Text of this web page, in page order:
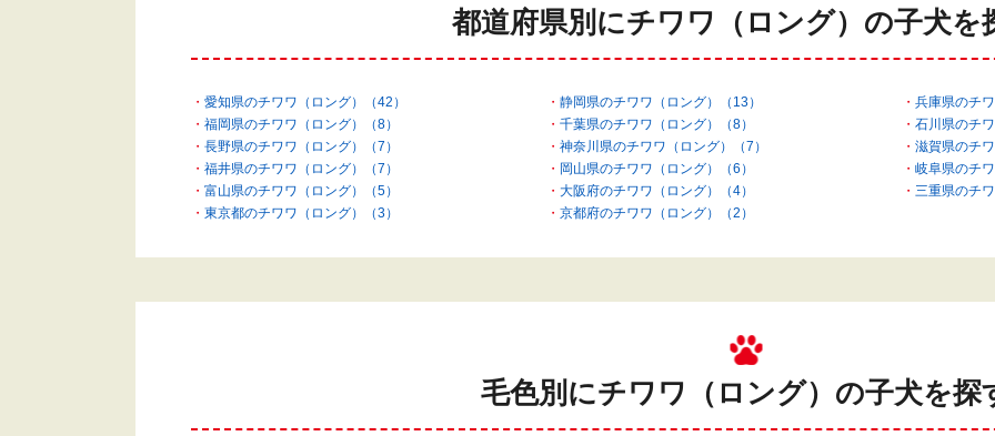
都道府県別にチワワ（ロング）の子犬を
愛知県のチワワ（ロング）（42） 静岡県のチワワ（ロング）（13）
兵庫県のチ
福岡県のチワワ（ロング）（8）
千葉県のチワワ（ロング）（8）
石川県のチ
長野県のチワワ（ロング）（7）
神奈川県のチワワ（ロング）（7）
滋賀県のチ
福井県のチワワ（ロング）（7）
岡山県のチワワ（ロング）（6）
岐阜県のチ
富山県のチワワ（ロング）（5）
大阪府のチワワ（ロング）（4）
三重県のチ
東京都のチワワ（ロング）（3）
京都府のチワワ（ロング）（2）
毛色別にチワワ（ロング）の子犬を探